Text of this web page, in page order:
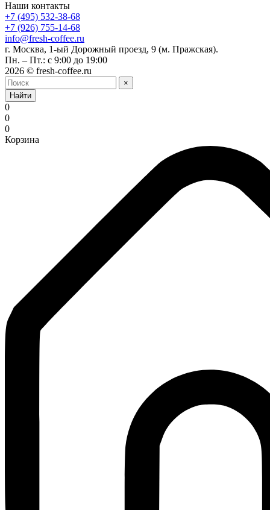
Наши контакты
+7 (495) 532-38-68
+7 (926) 755-14-68
info@fresh-coffee.ru
г. Москва, 1-ый Дорожный проезд, 9 (м. Пражская).
Пн. – Пт.: с 9:00 до 19:00
2026 © fresh-coffee.ru
×
Найти
0
0
0
Корзина